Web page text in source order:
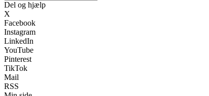
Del og hjælp
X
Facebook
Instagram
LinkedIn
YouTube
Pinterest
TikTok
Mail
RSS